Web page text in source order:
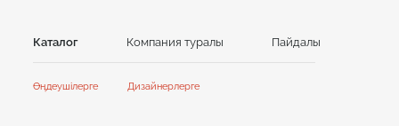
Каталог
Тас
Компания туралы Пайдалы
Өңдеушілерге Дизайнерлерге